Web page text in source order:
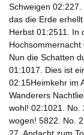
Schweigen
das die Erde
Herbst 01:2511. In
Nun die Schatten
01:1017. Dies ist
02:15Heimkehr im
Wanderers
wohl! 02:1021. No.
wogen! 5822. No.